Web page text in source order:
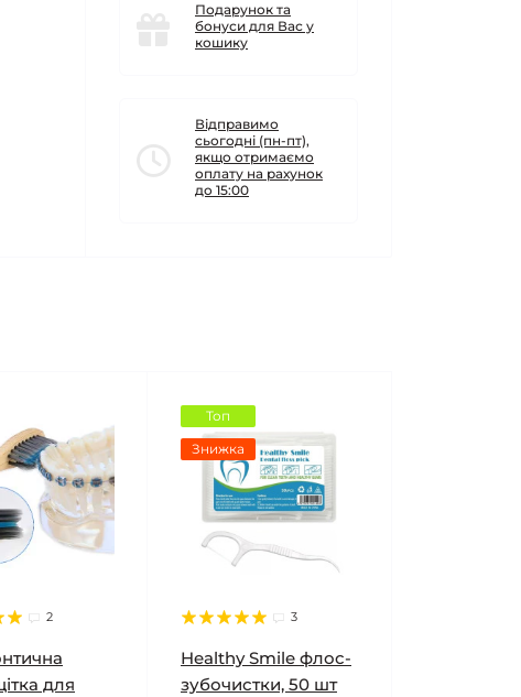
Подарунок та
бонуси для Вас у
кошику
Відправимо
сьогодні (пн-пт),
якщо отримаємо
оплату на рахунок
до 15:00
2
для
Топ
Знижка
3
Healthy Smile флос-
зубочистки, 50 шт